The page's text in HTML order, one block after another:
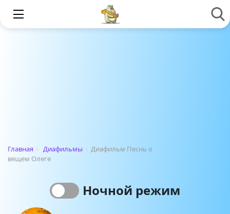
Главная › Диафильмы › Диафильм Песнь о
вещем Олеге
Ночной режим